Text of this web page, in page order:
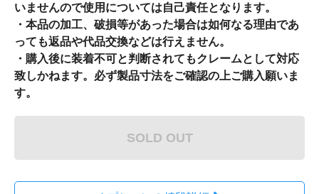
いませんので使用については自己責任となります。
・本品の加工、破損等があった場合は如何なる理由であ
っても返品や代品交換などは行えません。
・購入後に装着不可と判断されてもクレームとして対応
致しかねます。必ず製品寸法をご確認の上ご購入願いま
す。
SOLD OUT